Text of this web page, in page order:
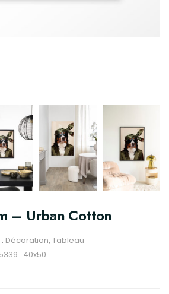
– Urban Cotton
Décoration, Tableau